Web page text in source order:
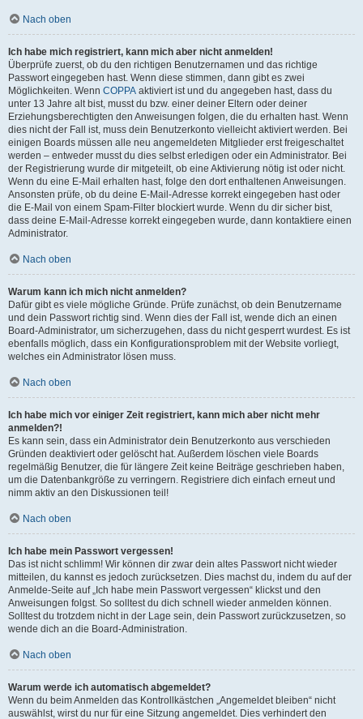
Nach oben
Ich habe mich registriert, kann mich aber nicht anmelden!
Überprüfe zuerst, ob du den richtigen Benutzernamen und das richtige
Passwort eingegeben hast. Wenn diese stimmen, dann gibt es zwei
Möglichkeiten. Wenn COPPA aktiviert ist und du angegeben hast, dass du
unter 13 Jahre alt bist, musst du bzw. einer deiner Eltern oder deiner
Erziehungsberechtigten den Anweisungen folgen, die du erhalten hast. Wenn
dies nicht der Fall ist, muss dein Benutzerkonto vielleicht aktiviert werden. Bei
einigen Boards müssen alle neu angemeldeten Mitglieder erst freigeschaltet
werden – entweder musst du dies selbst erledigen oder ein Administrator. Bei
der Registrierung wurde dir mitgeteilt, ob eine Aktivierung nötig ist oder nicht.
Wenn du eine E-Mail erhalten hast, folge den dort enthaltenen Anweisungen.
Ansonsten prüfe, ob du deine E-Mail-Adresse korrekt eingegeben hast oder
die E-Mail von einem Spam-Filter blockiert wurde. Wenn du dir sicher bist,
dass deine E-Mail-Adresse korrekt eingegeben wurde, dann kontaktiere einen
Administrator.
Nach oben
Warum kann ich mich nicht anmelden?
Dafür gibt es viele mögliche Gründe. Prüfe zunächst, ob dein Benutzername
und dein Passwort richtig sind. Wenn dies der Fall ist, wende dich an einen
Board-Administrator, um sicherzugehen, dass du nicht gesperrt wurdest. Es ist
ebenfalls möglich, dass ein Konfigurationsproblem mit der Website vorliegt,
welches ein Administrator lösen muss.
Nach oben
Ich habe mich vor einiger Zeit registriert, kann mich aber nicht mehr
anmelden?!
Es kann sein, dass ein Administrator dein Benutzerkonto aus verschieden
Gründen deaktiviert oder gelöscht hat. Außerdem löschen viele Boards
regelmäßig Benutzer, die für längere Zeit keine Beiträge geschrieben haben,
um die Datenbankgröße zu verringern. Registriere dich einfach erneut und
nimm aktiv an den Diskussionen teil!
Nach oben
Ich habe mein Passwort vergessen!
Das ist nicht schlimm! Wir können dir zwar dein altes Passwort nicht wieder
mitteilen, du kannst es jedoch zurücksetzen. Dies machst du, indem du auf der
Anmelde-Seite auf „Ich habe mein Passwort vergessen“ klickst und den
Anweisungen folgst. So solltest du dich schnell wieder anmelden können.
Solltest du trotzdem nicht in der Lage sein, dein Passwort zurückzusetzen, so
wende dich an die Board-Administration.
Nach oben
Warum werde ich automatisch abgemeldet?
Wenn du beim Anmelden das Kontrollkästchen „Angemeldet bleiben“ nicht
auswählst, wirst du nur für eine Sitzung angemeldet. Dies verhindert den